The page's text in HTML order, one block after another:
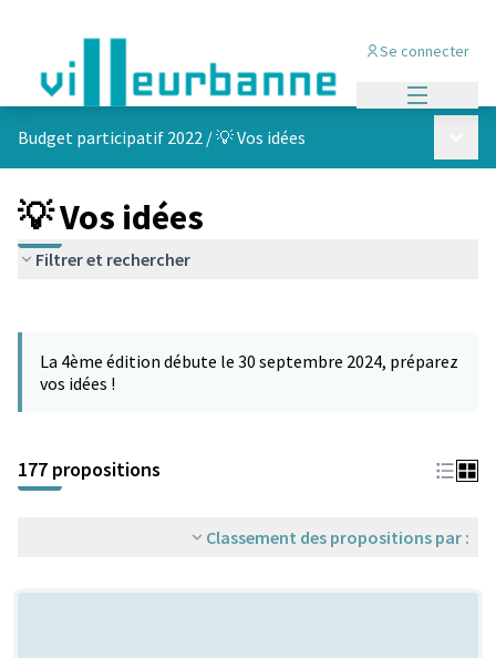
Se connecter
Budget participatif 2022 /💡 Vos idées
💡 Vos idées
Filtrer et rechercher
−
La 4ème édition débute le 30 septembre 2024, préparez
vos idées !
177 propositions
Classement des propositions par :